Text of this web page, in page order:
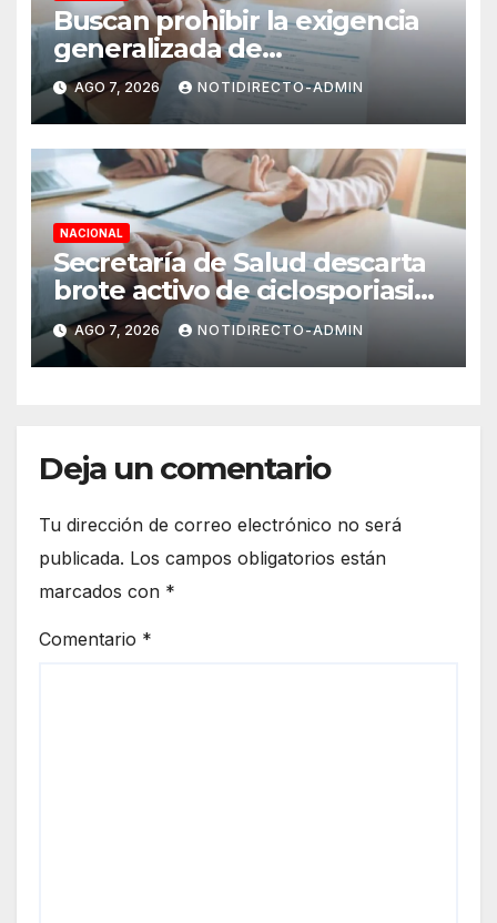
Buscan prohibir la exigencia
generalizada de
antecedentes penales para
obtener empleo en México
AGO 7, 2026 NOTIDIRECTO-ADMIN
NACIONAL
Secretaría de Salud descarta
brote activo de ciclosporiasis
en México y pide tranquilidad
a la población
AGO 7, 2026 NOTIDIRECTO-ADMIN
Deja un comentario
Tu dirección de correo electrónico no será
publicada. Los campos obligatorios están
marcados con *
Comentario *